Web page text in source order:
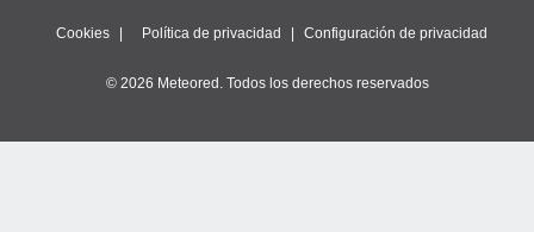
Cookies Política de privacidad Configuración de privacidad
© 2026 Meteored. Todos los derechos reservados